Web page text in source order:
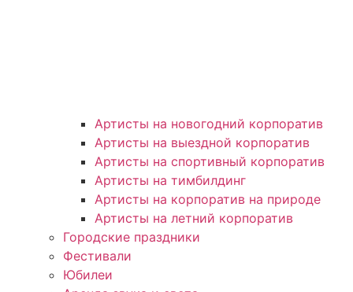
Артисты на новогодний корпоратив
Артисты на выездной корпоратив
Артисты на спортивный корпоратив
Артисты на тимбилдинг
Артисты на корпоратив на природе
Артисты на летний корпоратив
Городские праздники
Фестивали
Юбилеи